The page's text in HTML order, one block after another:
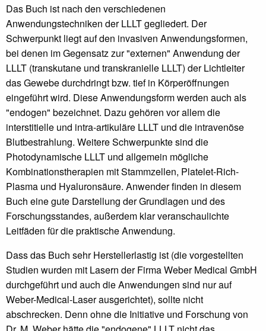
Das Buch ist nach den verschiedenen
Anwendungstechniken der LLLT gegliedert. Der
Schwerpunkt liegt auf den invasiven Anwendungsformen,
bei denen im Gegensatz zur "externen" Anwendung der
LLLT (transkutane und transkranielle LLLT) der Lichtleiter
das Gewebe durchdringt bzw. tief in Körperöffnungen
eingeführt wird. Diese Anwendungsform werden auch als
"endogen" bezeichnet. Dazu gehören vor allem die
interstitielle und intra-artikuläre LLLT und die intravenöse
Blutbestrahlung. Weitere Schwerpunkte sind die
Photodynamische LLLT und allgemein mögliche
Kombinationstherapien mit Stammzellen, Platelet-Rich-
Plasma und Hyaluronsäure. Anwender finden in diesem
Buch eine gute Darstellung der Grundlagen und des
Forschungsstandes, außerdem klar veranschaulichte
Leitfäden für die praktische Anwendung.
Dass das Buch sehr Herstellerlastig ist (die vorgestellten
Studien wurden mit Lasern der Firma Weber Medical GmbH
durchgeführt und auch die Anwendungen sind nur auf
Weber-Medical-Laser ausgerichtet), sollte nicht
abschrecken. Denn ohne die Initiative und Forschung von